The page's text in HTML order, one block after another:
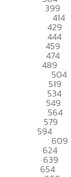
399
414
429
444
459
474
489
504
519
534
549
564
579
594
609
624
639
654